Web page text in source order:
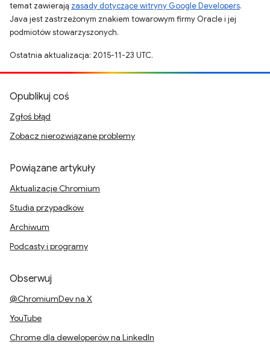
temat zawierają zasady dotyczące witryny Google Developers.
Java jest zastrzeżonym znakiem towarowym firmy Oracle i jej
podmiotów stowarzyszonych.
Ostatnia aktualizacja: 2015-11-23 UTC.
Opublikuj coś
Zgłoś błąd
Zobacz nierozwiązane problemy
Powiązane artykuły
Aktualizacje Chromium
Studia przypadków
Archiwum
Podcasty i programy
Obserwuj
@ChromiumDev na X
YouTube
Chrome dla deweloperów na LinkedIn